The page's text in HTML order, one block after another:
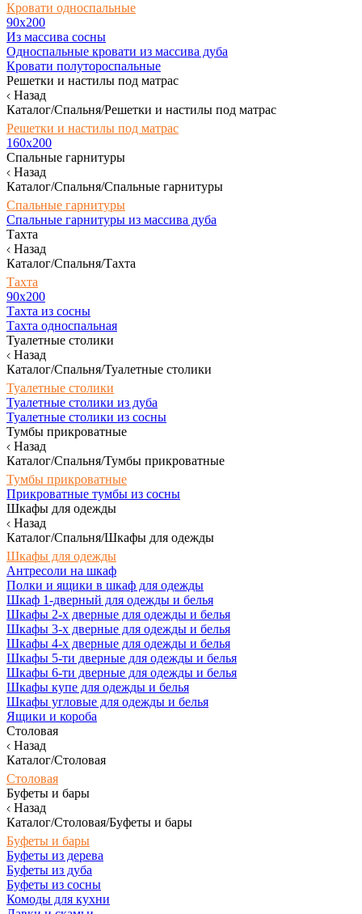
Кровати односпальные
90х200
Из массива сосны
Односпальные кровати из массива дуба
Кровати полутороспальные
Решетки и настилы под матрас
Назад
Каталог/Спальня/Решетки и настилы под матрас
Решетки и настилы под матрас
160х200
Спальные гарнитуры
Назад
Каталог/Спальня/Спальные гарнитуры
Спальные гарнитуры
Спальные гарнитуры из массива дуба
Тахта
Назад
Каталог/Спальня/Тахта
Тахта
90х200
Тахта из сосны
Тахта односпальная
Туалетные столики
Назад
Каталог/Спальня/Туалетные столики
Туалетные столики
Туалетные столики из дуба
Туалетные столики из сосны
Тумбы прикроватные
Назад
Каталог/Спальня/Тумбы прикроватные
Тумбы прикроватные
Прикроватные тумбы из сосны
Шкафы для одежды
Назад
Каталог/Спальня/Шкафы для одежды
Шкафы для одежды
Антресоли на шкаф
Полки и ящики в шкаф для одежды
Шкаф 1-дверный для одежды и белья
Шкафы 2-х дверные для одежды и белья
Шкафы 3-х дверные для одежды и белья
Шкафы 4-х дверные для одежды и белья
Шкафы 5-ти дверные для одежды и белья
Шкафы 6-ти дверные для одежды и белья
Шкафы купе для одежды и белья
Шкафы угловые для одежды и белья
Ящики и короба
Столовая
Назад
Каталог/Столовая
Столовая
Буфеты и бары
Назад
Каталог/Столовая/Буфеты и бары
Буфеты и бары
Буфеты из дерева
Буфеты из дуба
Буфеты из сосны
Комоды для кухни